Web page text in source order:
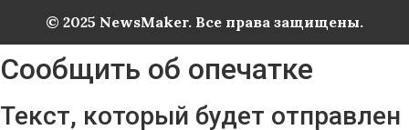
© 2025 NewsMaker. Все права защищены.
Сообщить об опечатке
Текст, который будет отправлен